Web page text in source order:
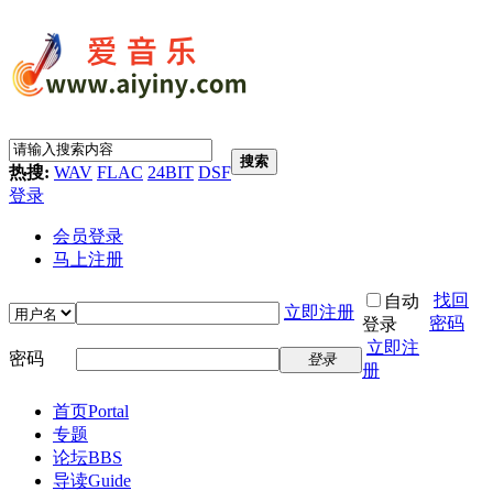
热搜: WAV FLAC 24BIT DSF
搜索
登录
会员登录
马上注册
立即注册
自动
登录
找回
密码
密码
登录
立即注
册
首页Portal
专题
论坛BBS
导读Guide